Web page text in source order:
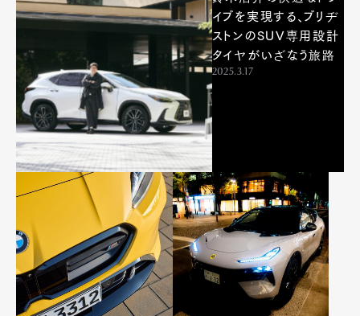
イブを実現する、ブリヂ
ストンのSUV専用設計
タイヤがいざなう旅路
2025.3.17